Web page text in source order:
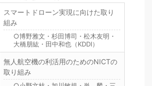
スマートドローン実現に向けた取り
組み
○博野雅文・杉田博司・松木友明・
大橋朋紘・田中和也（KDDI）
無人航空機の利活用のためのNICTの
取り組み